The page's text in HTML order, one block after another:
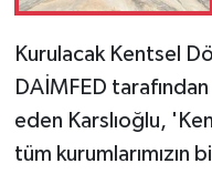
Kurulacak Kentsel
DAİMFED
eden Karslıoğlu,
tüm kurumlarımızın